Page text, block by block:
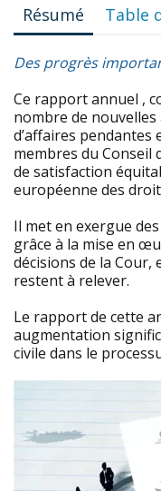
Résumé Table
Des progrès
Ce rapport annuel ,
nombre de
d’affaires pendantes
membres du Conseil
de satisfaction
européenne des
Il met en exergue
grâce à la mise en
décisions de la Cour,
restent à relever.
Le rapport de cette
augmentation
civile dans le